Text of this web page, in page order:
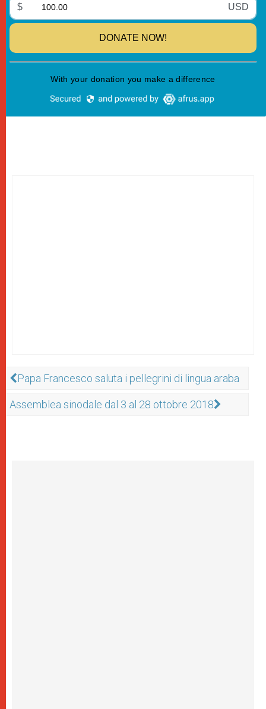
Papa Francesco saluta i pellegrini di lingua araba
Assemblea sinodale dal 3 al 28 ottobre 2018